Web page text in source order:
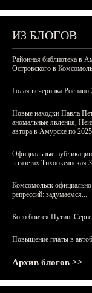
ИЗ БЛОГОВ
Районная библиотека в
Островского в
Голая вечеринка Роснано
Новые находки Павла
аномальные явления,
автора в Амурске по 2025
Официальные
в газетах
Комсомольск
репрессий: задумаемся...
Кого боится Путин:
Повышение платы в
Архив блогов >>